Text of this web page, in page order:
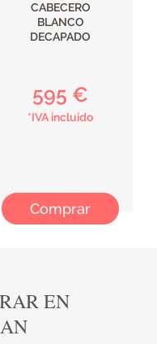
CABECERO
BLANCO
DECAPADO
595 €
*IVA incluido
Comprar
EN